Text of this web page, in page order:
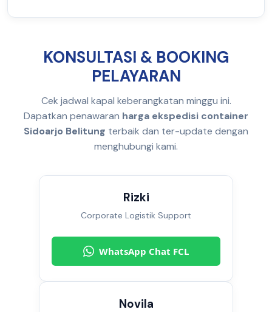
KONSULTASI & BOOKING
PELAYARAN
Cek jadwal kapal keberangkatan minggu ini.
Dapatkan penawaran harga ekspedisi container
Sidoarjo Belitung terbaik dan ter-update dengan
menghubungi kami.
Rizki
Corporate Logistik Support
WhatsApp Chat FCL
Novila